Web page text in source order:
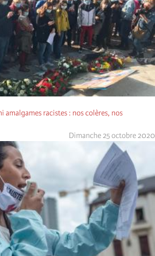
amalgames racistes : nos colères, nos
Dimanche 25 octobre 2020